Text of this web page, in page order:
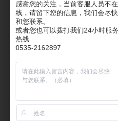
工业相机
工业镜头
视觉光源
工
3D
感谢您的关注，当前客服人员不在
线，请留下您的信息，我们会尽快
和您联系。
或者您也可以拨打我们24小时服务
热线
0535-2162897